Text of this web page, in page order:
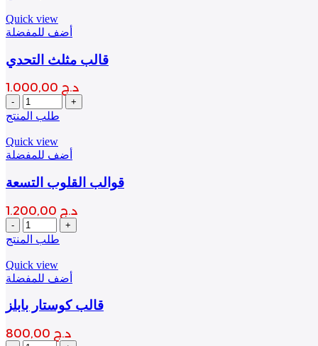
quantity
Quick view
أضف للمفضلة
قالب مثلث التحدي
د.ج
قالب
مثلث
quantity
طلب المنتج
Quick view
أضف للمفضلة
قوالب القلوب التسعة
د.ج
قوالب
القلوب
quantity
طلب المنتج
Quick view
أضف للمفضلة
قالب كوستار بابلز
د.ج